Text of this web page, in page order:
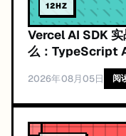
12HZ
Vercel AI SDK
么：TypeScript
2026年08月05日 阅